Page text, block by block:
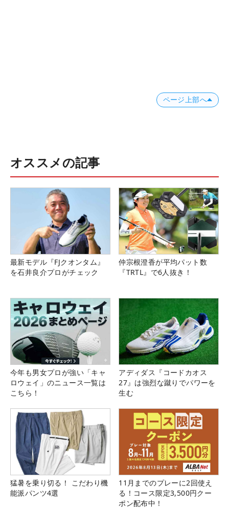
ページ上部へ
オススメの記事
最新モデル『FJクオンタム』
を石井良介プロがチェック
仲宗根澄香が平均パット数
『TRTL』で6人抜き！
今年も男女プロが強い「キャ
ロウェイ」のニュース一覧は
こちら！
アディダス『コードカオス
27』は強烈な蹴りでパワーを
生む
猛暑を乗り切る！ こだわり機
能派パンツ4選
11月までのプレーに2回使え
る！コース限定3,500円クー
ポン配布中！